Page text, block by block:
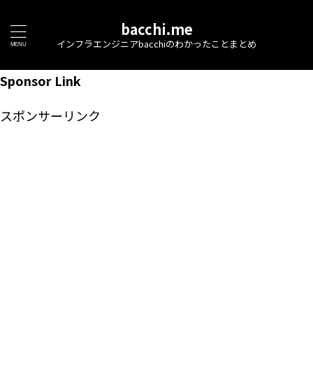
bacchi.me
インフラエンジニアbacchiのわかったことまとめ
Sponsor Link
スポンサーリンク